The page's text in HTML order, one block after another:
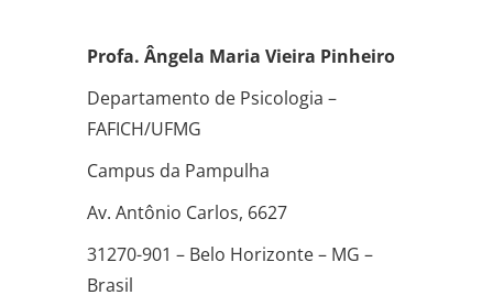
Profa. Ângela Maria Vieira Pinheiro
Departamento de Psicologia –
FAFICH/UFMG
Campus da Pampulha
Av. Antônio Carlos, 6627
31270-901 – Belo Horizonte – MG –
Brasil